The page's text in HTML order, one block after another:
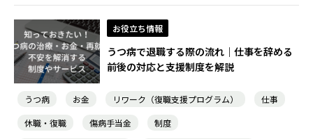
お役立ち情報
うつ病で退職する際の流れ｜仕事を辞める
前後の対応と支援制度を解説
うつ病 お金 リワーク（復職支援プログラム）
仕事
休職・復職
傷病手当金
制度